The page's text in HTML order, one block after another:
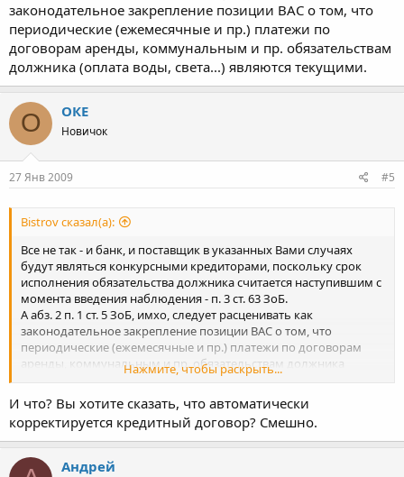
законодательное закрепление позиции ВАС о том, что
периодические (ежемесячные и пр.) платежи по
договорам аренды, коммунальным и пр. обязательствам
должника (оплата воды, света...) являются текущими.
О ОКЕ
Новичок
27 Янв 2009 #5
Bistrov сказал(а):
Все не так - и банк, и поставщик в указанных Вами случаях
будут являться конкурсными кредиторами, поскольку срок
исполнения обязательства должника считается наступившим с
момента введения наблюдения - п. 3 ст. 63 ЗоБ.
А абз. 2 п. 1 ст. 5 ЗоБ, имхо, следует расценивать как
законодательное закрепление позиции ВАС о том, что
периодические (ежемесячные и пр.) платежи по договорам
аренды, коммунальным и пр. обязательствам должника
(оплата воды, света...) являются текущими.
Нажмите, чтобы раскрыть...
И что? Вы хотите сказать, что автоматически
корректируется кредитный договор? Смешно.
Андрей